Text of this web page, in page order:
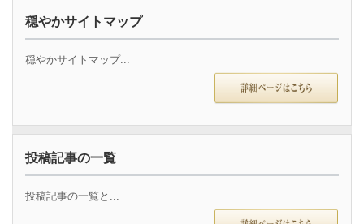
穏やかサイトマップ
穏やかサイトマップ...
投稿記事の一覧
投稿記事の一覧と...